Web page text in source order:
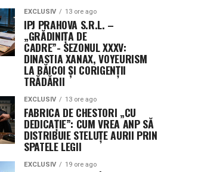
EXCLUSIV 13 ore ago
IPJ PRAHOVA S.R.L. –
„GRĂDINIȚA DE
CADRE”- SEZONUL XXXV:
DINASTIA XANAX, VOYEURISM
LA BĂICOI ȘI CORIGENȚII
TRĂDĂRII
EXCLUSIV 13 ore ago
FABRICA DE CHESTORI „CU
DEDICAȚIE”: CUM VREA ANP SĂ
DISTRIBUIE STELUȚE AURII PRIN
SPATELE LEGII
EXCLUSIV 19 ore ago